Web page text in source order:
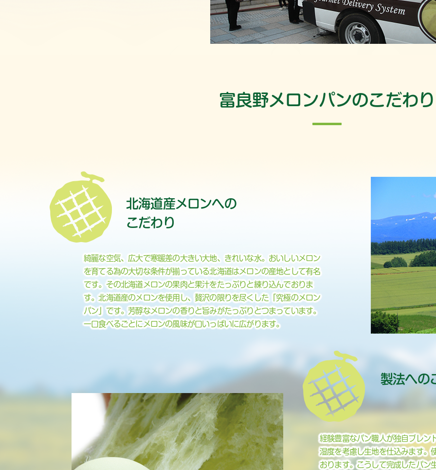
富良野メロンパンのこだわり
北海道産メロンへの
こだわり
綺麗な空気、広大で寒暖差の大きい大地、きれいな水。おいしいメロン
を育てる為の大切な条件が揃っている北海道はメロンの産地として有名
です。その北海道メロンの果肉と果汁をたっぷりと練り込んでおりま
す。北海道産のメロンを使用し、贅沢の限りを尽くした「究極のメロン
パン」です。芳醇なメロンの香りと旨みがたっぷりとつまっています。
一口食べるごとにメロンの風味が口いっぱいに広がります。
製法への
経験豊富なパン職人が独自ブレン
湿度を考慮し生地を仕込みます。
おります。こうして完成したパン